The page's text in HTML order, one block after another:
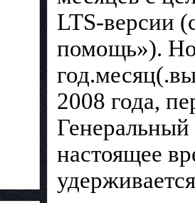
LTS-версии
помощь»).
2008 года,
настоящее